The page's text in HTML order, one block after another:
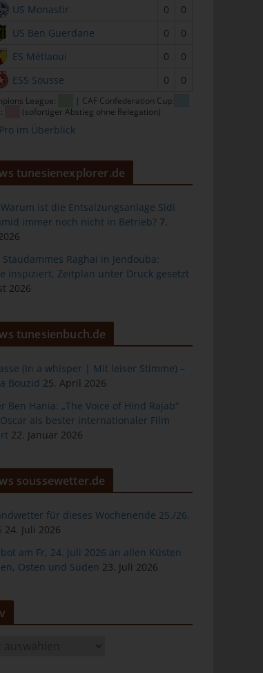
US Monastir 0
0
US Ben Guerdane 0
0
ES Métlaoui 0
0
ESS Sousse 0 0
League:
| CAF Confederation Cup:
(sofortiger Abstieg ohne Relegation)
Pro im Überblick
tunesienexplorer.de
Warum ist die Entsalzungsanlage Sidi
immer noch nicht in Betrieb? 7.
Staudammes Raghai in Jendouba:
inspiziert, Zeitplan unter Druck gesetzt
2026
tunesienbuch.de
(In a whisper | Mit leiser Stimme) –
Bouzid 25. April 2026
Ben Hania: „The Voice of Hind Rajab“
als bester internationaler Film
22. Januar 2026
soussewetter.de
für dieses Wochenende 25./26.
24. Juli 2026
am Fr, 24. Juli 2026 an allen Küsten
Osten und Süden 23. Juli 2026